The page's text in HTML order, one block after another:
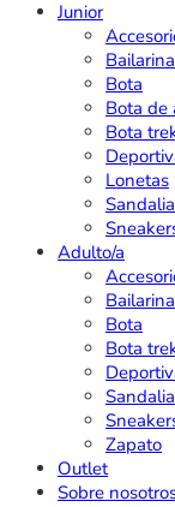
Junior
Bota
Bota de
Bota
Lonetas
Sandalia
Adulto/a
Bota
Bota
Sandalia
Zapato
Outlet
Sobre